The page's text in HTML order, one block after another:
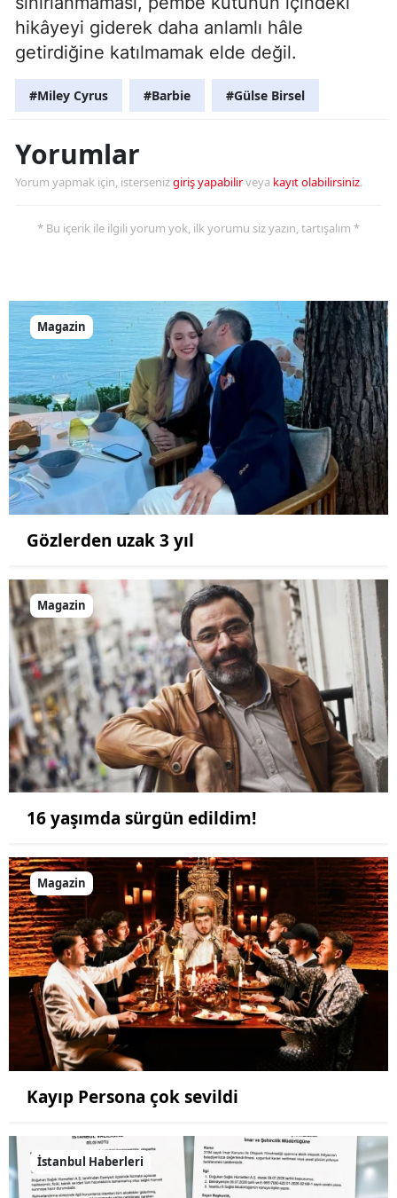
hikâyeyi giderek daha anlamlı hâle
getirdiğine katılmamak elde değil.
#Miley Cyrus #Barbie #Gülse Birsel
Yorumlar
Yorum yapmak için, istersenizgiriş yapabilirveya kayıt olabilirsiniz.
* Bu içerik ile ilgili yorum yok, ilk yorumu siz yazın, tartışalım *
Magazin
Gözlerden uzak 3 yıl
Magazin
16 yaşımda sürgün edildim!
Magazin
Kayıp Persona çok sevildi
İstanbul Haberleri